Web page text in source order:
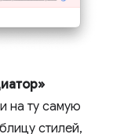
на ту самую
стилей,